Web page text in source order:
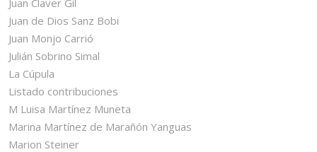
Juan de Dios Sanz Bobi
Juan Monjo Carrió
Julián Sobrino Simal
La Cúpula
Listado contribuciones
M Luisa Martínez Muneta
Marina Martínez de Marañón Yanguas
Marion Steiner